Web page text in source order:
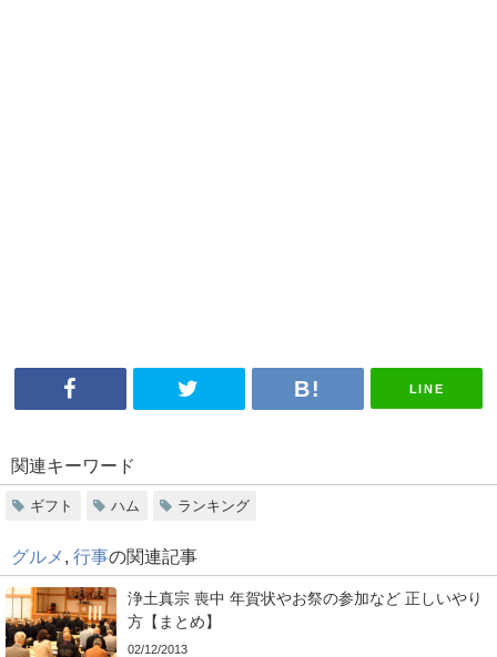
LINE
関連キーワード
ギフト ハム ランキング
グルメ 行事の関連記事
浄土真宗 喪中 年賀状やお祭の参加など 正しいやり
方【まとめ】
02/12/2013